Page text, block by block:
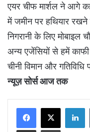
एयर चीफ मार्शल ने आगे
में जमीन पर हथियार रखने
निगरानी के लिए मोबाइल
अन्य एजेंसियों से हमें
चीनी विमान और
न्यूज़ सोर्स आज तक